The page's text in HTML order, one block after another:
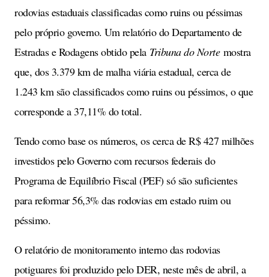
rodovias estaduais classificadas como ruins ou péssimas
pelo próprio governo. Um relatório do Departamento de
Estradas e Rodagens obtido pela Tribuna do Nortemostra
que, dos 3.379 km de malha viária estadual, cerca de
1.243 km são classificados como ruins ou péssimos, o que
corresponde a 37,11% do total.
Tendo como base os números, os cerca de R$ 427 milhões
investidos pelo Governo com recursos federais do
Programa de Equilíbrio Fiscal (PEF) só são suficientes
para reformar 56,3% das rodovias em estado ruim ou
péssimo.
O relatório de monitoramento interno das rodovias
potiguares foi produzido pelo DER, neste mês de abril, a